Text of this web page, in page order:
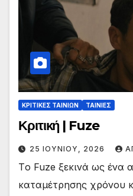
ΚΡΙΤΙΚΕΣ ΤΑΙΝΙΩΝ ΤΑΙΝΙΕΣ
Κριτική | Fuze
25 ΙΟΥΝΊΟΥ, 2026
Tο Fuze ξεκινά ως ένα
καταμέτρησης χρόνου